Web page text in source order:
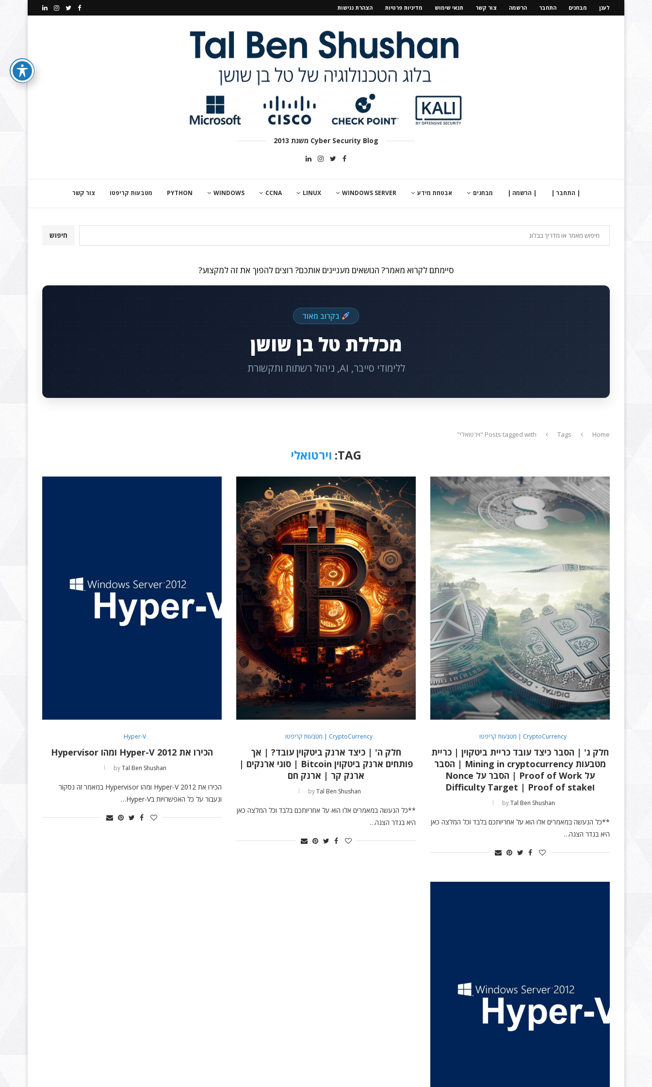
לענן מבחנים התחבר הרשמה צור קשר תנאי שימוש מדיניות פרטיות הצהרת נגישות
Cyber Security Blog משנת 2013
| התחבר | | הרשמה | מבחנים אבטחת מידע WINDOWS SERVER
LINUX
CCNA
WINDOWS
PYTHON מטבעות קריפטו צור קשר
חיפוש
סיימתם לקרוא מאמר? הנושאים מעניינים אותכם? רוצים להפוך את זה למקצוע?
בקרוב מאוד
מכללת טל בן שושן
ללימודי סייבר, AI, ניהול רשתות ותקשורת
Home
Tags Posts tagged with "וירטואלי"
TAG: וירטואלי
CryptoCurrency | מטבעות קריפטו
חלק ג' | הסבר כיצד עובד כריית ביטקוין | כריית
מטבעות Mining in cryptocurrency | הסבר
על Proof of Work | הסבר על Nonce
וDifficulty Target | Proof of stake
byTal Ben Shushan
**כל הנעשה במאמרים אלו הוא על אחריותכם בלבד וכל המלצה כאן
היא בגדר הצגה…
CryptoCurrency | מטבעות קריפטו
חלק ה' | כיצד ארנק ביטקוין עובד? | אך
פותחים ארנק ביטקוין Bitcoin | סוגי ארנקים |
ארנק קר | ארנק חם
byTal Ben Shushan
**כל הנעשה במאמרים אלו הוא על אחריותכם בלבד וכל המלצה כאן
היא בגדר הצגה…
Hyper-V
הכירו את Hyper-V 2012 ומהו Hypervisor
byTal Ben Shushan
הכירו את Hyper-V 2012 ומהו Hypervisor במאמר זה נסקור
ונעבור על כל האפשרויות בHyper-V…